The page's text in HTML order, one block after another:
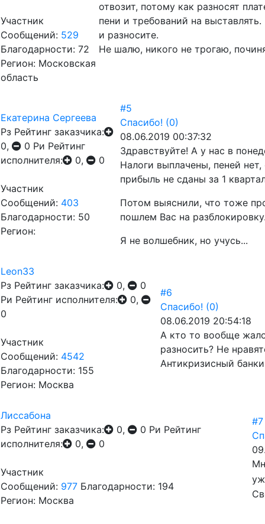
Участник
Сообщений: 529
Благодарности: 72
Регион: Московская
область
отвозит, потому как разносят
пени и требований на
и разносите.
Не шалю, никого не трогаю,
Екатерина Сергеева
Рз Рейтинг заказчика:
0,
0 Ри Рейтинг
исполнителя:
0, 0
Участник
Сообщений: 403
Благодарности: 50
Регион:
#5
Спасибо! (0)
08.06.2019 00:37:32
Здравствуйте! А у нас в
Налоги выплачены, пеней
прибыль не сданы за 1
Потом выяснили, что тоже
пошлем Вас на
Я не волшебник, но учусь...
Leon33
Рз Рейтинг заказчика: 0,
0
Ри Рейтинг исполнителя:
0,
0
Участник
Сообщений: 4542
Благодарности: 155
Регион: Москва
#6
Спасибо! (0)
08.06.2019 20:54:18
А кто то вообще
разносить? Не
Антикризисный
Лиссабона
Рз Рейтинг заказчика: 0, 0 Ри Рейтинг
исполнителя:
0, 0
Участник
Сообщений: 977 Благодарности: 194
Регион: Москва
#7